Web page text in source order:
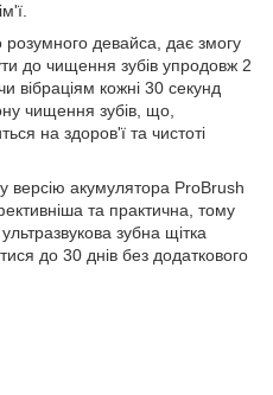
розумного девайса, дає змогу
до чищення зубів упродовж 2
вібраціям кожні 30 секунд
чищення зубів, що,
на здоров'ї та чистоті
акумулятора ProBrush
та практична, тому
зубна щітка
до 30 днів без додаткового